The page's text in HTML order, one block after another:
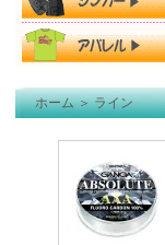
ホーム＞ライン